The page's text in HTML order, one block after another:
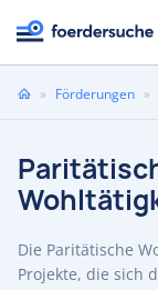
Sie» Förderungen »
Die Paritätische
Projekte, die sich